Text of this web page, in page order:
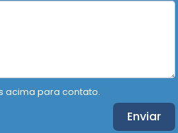
acima para contato.
Enviar